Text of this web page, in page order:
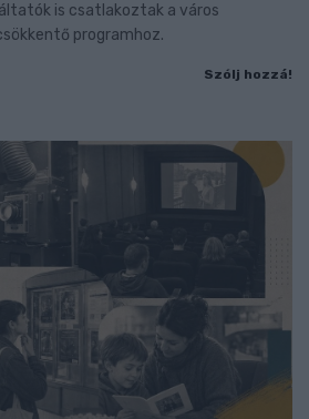
is csatlakoztak a város
programhoz.
Szólj hozzá!